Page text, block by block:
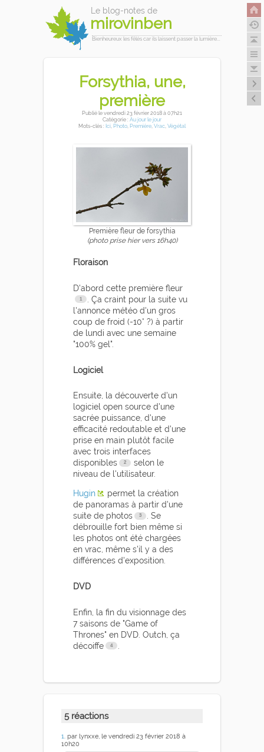
Le blog-notes de
mirovinben
Bienheureux les fêlés car ils laissent passer la lumière...
Forsythia, une,
première
Publiéle vendredi 23 février 2018à 07h21
Catégorie : Au jour le jour
Mots-clés : Ici Photo Première Vrac Végétal
Première fleur de forsythia
(photo prise hier vers 16h40)
Floraison
D'abord cette première fleur
. Ça craint pour la suite vu
l'annonce météo d'un gros
coup de froid (-10° ?) à partir
de lundi avec une semaine
"100% gel".
Logiciel
Ensuite, la découverte d'un
logiciel open source d'une
sacrée puissance, d'une
efficacité redoutable et d'une
prise en main plutôt facile
avec trois interfaces
disponibles
selon le
niveau de l'utilisateur.
Hugin
permet la création
de panoramas à partir d'une
suite de photos
. Se
débrouille fort bien même si
les photos ont été chargées
en vrac, même s'il y a des
différences d'exposition.
DVD
Enfin, la fin du visionnage des
7 saisons de "Game of
Thrones" en DVD. Outch, ça
décoiffe
5 réactions
1. par lynxxe, le vendredi 23 février 2018 à
10h20